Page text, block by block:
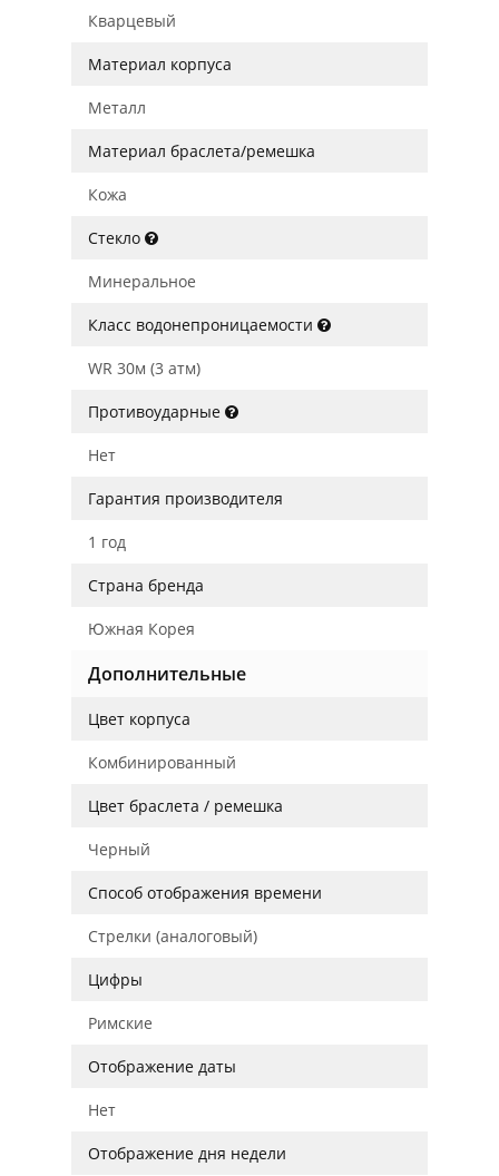
Кварцевый
Материал корпуса
Металл
Материал браслета/ремешка
Кожа
Стекло
Минеральное
Класс водонепроницаемости
WR 30м (3 атм)
Противоударные
Нет
Гарантия производителя
1 год
Страна бренда
Южная Корея
Дополнительные
Цвет корпуса
Комбинированный
Цвет браслета / ремешка
Черный
Способ отображения времени
Стрелки (аналоговый)
Цифры
Римские
Отображение даты
Нет
Отображение дня недели